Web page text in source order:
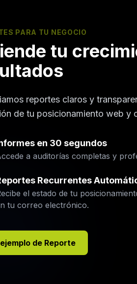
PARA TU NEGOCIO
tu
reportes claros y
de tu posicionamiento web y
en 30 segundos
a auditorías completas y
Recurrentes
el estado de tu
tu correo electrónico.
de Reporte